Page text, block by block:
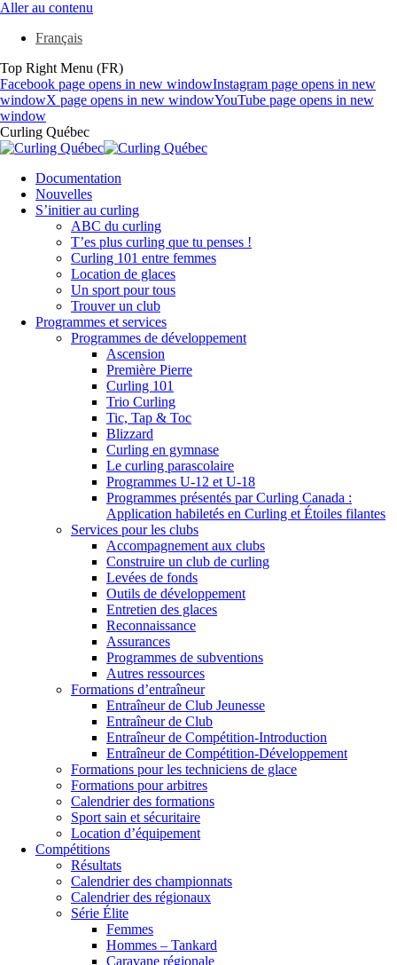
Aller au contenu
Français
Top Right Menu (FR)
Facebook page opens in new windowInstagram page opens in new
windowX page opens in new windowYouTube page opens in new
window
Curling Québec
Documentation
Nouvelles
S’initier au curling
ABC du curling
T’es plus curling que tu penses !
Curling 101 entre femmes
Location de glaces
Un sport pour tous
Trouver un club
Programmes et services
Programmes de développement
Ascension
Première Pierre
Curling 101
Trio Curling
Tic, Tap & Toc
Blizzard
Curling en gymnase
Le curling parascolaire
Programmes U-12 et U-18
Programmes présentés par Curling Canada :
Application habiletés en Curling et Étoiles filantes
Services pour les clubs
Accompagnement aux clubs
Construire un club de curling
Levées de fonds
Outils de développement
Entretien des glaces
Reconnaissance
Assurances
Programmes de subventions
Autres ressources
Formations d’entraîneur
Entraîneur de Club Jeunesse
Entraîneur de Club
Entraîneur de Compétition-Introduction
Entraîneur de Compétition-Développement
Formations pour les techniciens de glace
Formations pour arbitres
Calendrier des formations
Sport sain et sécuritaire
Location d’équipement
Compétitions
Résultats
Calendrier des championnats
Calendrier des régionaux
Série Élite
Femmes
Hommes – Tankard
Caravane régionale